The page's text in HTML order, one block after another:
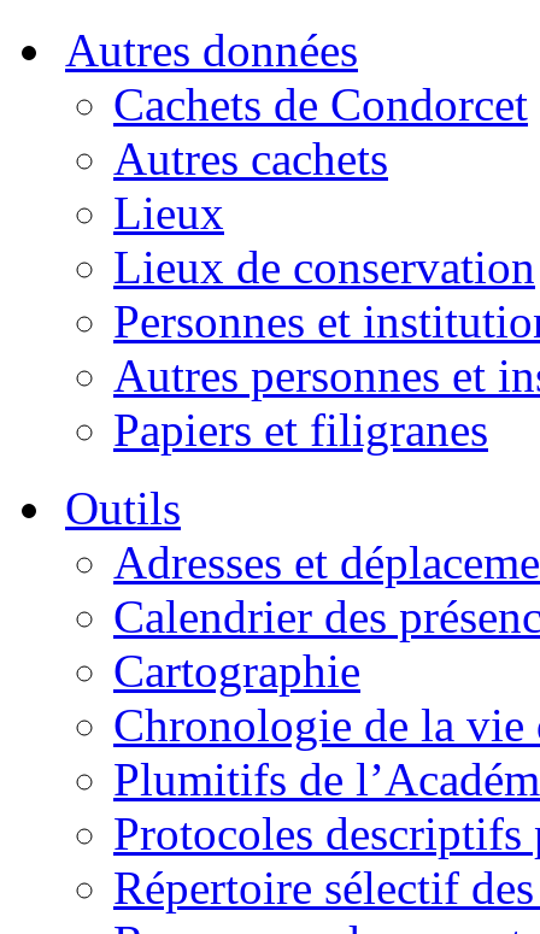
Autres données
Cachets de Condorcet
Autres cachets
Lieux
Lieux de conservation
Personnes et
Autres personnes et
Papiers et filigranes
Outils
Adresses et
Calendrier des
Cartographie
Chronologie de la vie
Plumitifs de
Protocoles descriptifs
Répertoire sélectif